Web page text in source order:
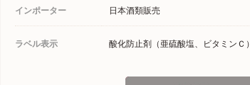
インポーター 日本酒類販売
ラベル表示 酸化防止剤（亜硫酸塩、ビタミンＣ）